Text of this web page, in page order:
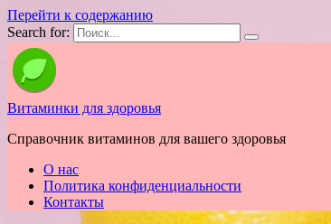
Перейти к содержанию
Search for:
Витаминки для здоровья
Справочник витаминов для вашего здоровья
О нас
Политика конфиденциальности
Контакты